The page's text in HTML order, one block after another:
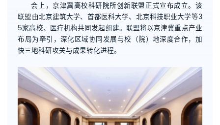
会上，京津冀高校科研院所创新联盟正式宣布成立。该
联盟由北京建筑大学、首都医科大学、北京科技职业大学等3
5家高校、医疗机构共同发起组建。联盟将以京津冀重点产业
布局为牵引，深化区域协同发展与校（院）地深度合作，加
快三地科研攻关与成果转化进程。